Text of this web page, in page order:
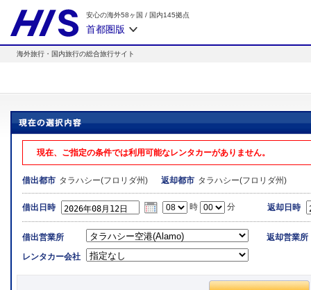
安心の海外58ヶ国 / 国内145拠点
首都圏版
海外旅行・国内旅行の総合旅行サイト
現在、ご指定の条件では利用可能なレンタカーがありません。
借出都市 タラハシー(フロリダ州) 返却都市 タラハシー(フロリダ州)
借出日時 時 分 返却日時
借出営業所
レンタカー会社
返却営業所